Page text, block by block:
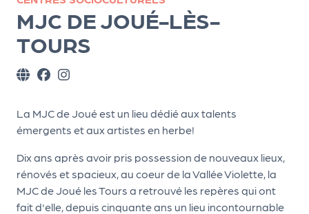
MJC DE JOUÉ-LÈS-
TOURS
La MJC de Joué est un lieu dédié aux talents
émergents et aux artistes en herbe!
Dix ans après avoir pris possession de nouveaux lieux,
rénovés et spacieux, au coeur de la Vallée Violette, la
MJC de Joué les Tours a retrouvé les repères qui ont
fait d'elle, depuis cinquante ans un lieu incontournable
ns
PR
O
G!
PR
O
G!
Le
Ma